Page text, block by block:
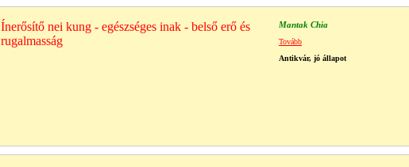
Ínerősítő nei kung - egészséges inak - belső erő és
rugalmasság
Mantak Chia
Tovább
Antikvár, jó állapot